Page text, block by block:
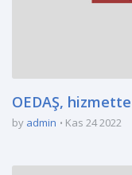
OEDAŞ,
by admin Kas 24 2022